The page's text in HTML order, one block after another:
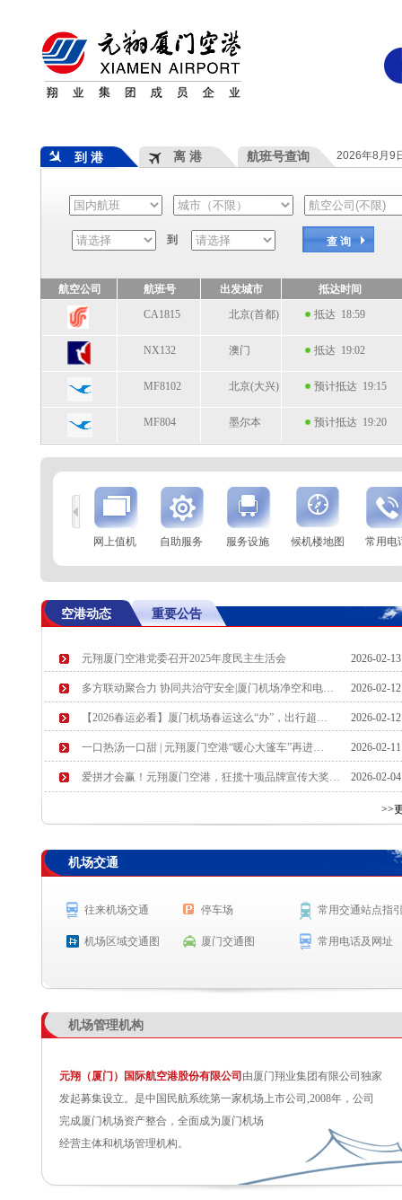
到 港 离 港 航班号查询 2026年8月9
到 查 询
航空公司 航班号 出发城市
抵达时间
CA1815
北京(首都) 抵达 18:59
NX132 澳门 抵达 19:02
MF8102 北京(大兴) 预计抵达 19:15
MF804 墨尔本 预计抵达 19:20
到
航空公司 航班号 到达城市
起飞时间
SC2103
贵阳 起飞 18:59
KN5970 北京(大兴) 预计起飞 19:20
航空公司
网上值机 自助服务 服务设施 候机楼地图 常用电
空港动态 重要公告
元翔厦门空港党委召开2025年度民主生活会 2026-02-
多方联动聚合力 协同共治守安全|厦门机场净空和电… 2026-02-
【2026春运必看】厦门机场春运这么“办”，出行超… 2026-02-
一口热汤一口甜 | 元翔厦门空港“暖心大篷车”再进… 2026-02-
爱拼才会赢！元翔厦门空港，狂揽十项品牌宣传大奖… 2026-02-
>>
机场交通
往来机场交通 停车场 常用交通站点指
机场区域交通图 厦门交通图 常用电话及网址
机场管理机构
元翔（厦门）国际航空港股份有限公司 由厦门翔业集团有限公司独家
发起募集设立。是中国民航系统第一家机场上市公司,2008年，公司
完成厦门机场资产整合，全面成为厦门机场
经营主体和机场管理机构。